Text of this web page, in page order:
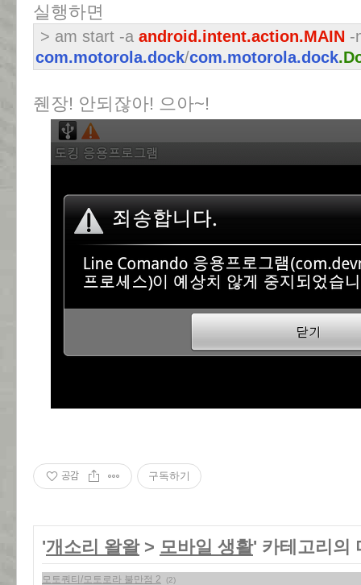
실행하면
> am start -a android.intent.action.MAIN -
com.motorola.dock/com.motorola.dock
줸장! 안되잖아! 으아~!
공감 구독하기
'개소리 왈왈> 모바일 생활' 카테고리의
모토쿼티/모토로라 불만점 2 (2)